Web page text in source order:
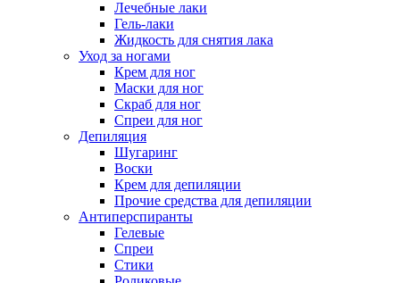
Лечебные лаки
Гель-лаки
Жидкость для снятия лака
Уход за ногами
Крем для ног
Маски для ног
Скраб для ног
Спреи для ног
Депиляция
Шугаринг
Воски
Крем для депиляции
Прочие средства для депиляции
Антиперспиранты
Гелевые
Спреи
Стики